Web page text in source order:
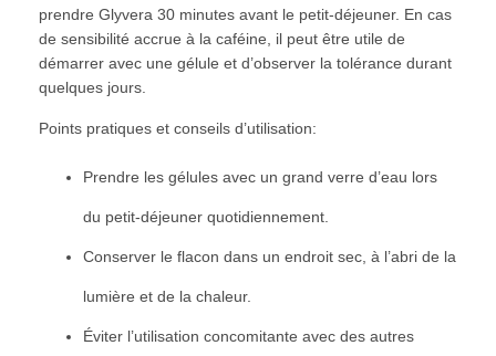
prendre Glyvera 30 minutes avant le petit-déjeuner. En cas
de sensibilité accrue à la caféine, il peut être utile de
démarrer avec une gélule et d’observer la tolérance durant
quelques jours.
Points pratiques et conseils d’utilisation:
Prendre les gélules avec un grand verre d’eau lors
du petit-déjeuner quotidiennement.
Conserver le flacon dans un endroit sec, à l’abri de la
lumière et de la chaleur.
Éviter l’utilisation concomitante avec des autres